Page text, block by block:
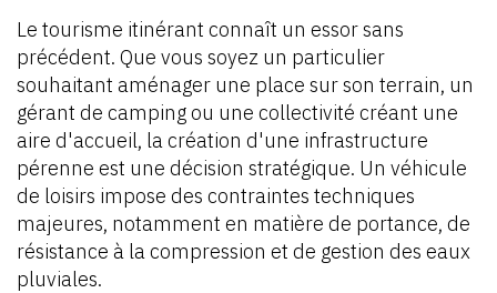
Le tourisme itinérant connaît un essor sans
précédent. Que vous soyez un particulier
souhaitant aménager une place sur son terrain, un
gérant de camping ou une collectivité créant une
aire d'accueil, la création d'une infrastructure
pérenne est une décision stratégique. Un véhicule
de loisirs impose des contraintes techniques
majeures, notamment en matière de portance, de
résistance à la compression et de gestion des eaux
pluviales.